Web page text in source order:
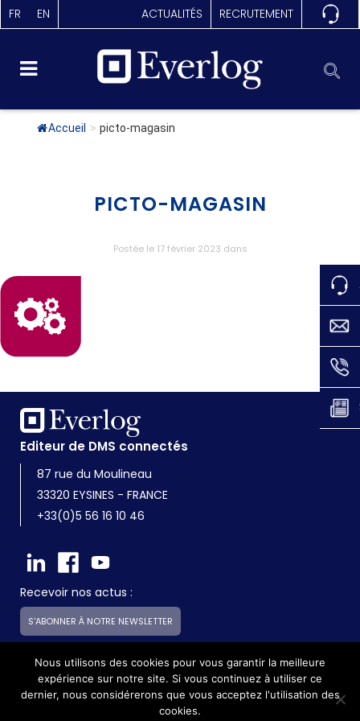
FR EN ACTUALITÉS RECRUTEMENT
Accueil > picto-magasin
PICTO-MAGASIN
Postée le 17 février 2023 dans
Editeur de DMS connectés
87 rue du Moulineau
33320 EYSINES - FRANCE
+33(0)5 56 16 10 46
Recevoir nos actus :
S'ABONNER À NOTRE NEWSLETTER
Everlog est une société du groupe Skilliance
Nous utilisons des cookies pour vous garantir la meilleure
expérience sur notre site. Si vous continuez à utiliser ce
dernier, nous considérerons que vous acceptez l'utilisation des
cookies.